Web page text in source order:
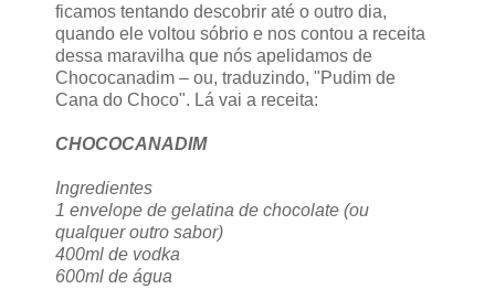
ficamos tentando descobrir até o outro dia,
quando ele voltou sóbrio e nos contou a receita
dessa maravilha que nós apelidamos de
Chococanadim – ou, traduzindo, "Pudim de
Cana do Choco". Lá vai a receita:
CHOCOCANADIM
Ingredientes
1 envelope de gelatina de chocolate (ou
qualquer outro sabor)
400ml de vodka
600ml de água